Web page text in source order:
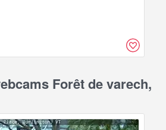
Forêt de varech,